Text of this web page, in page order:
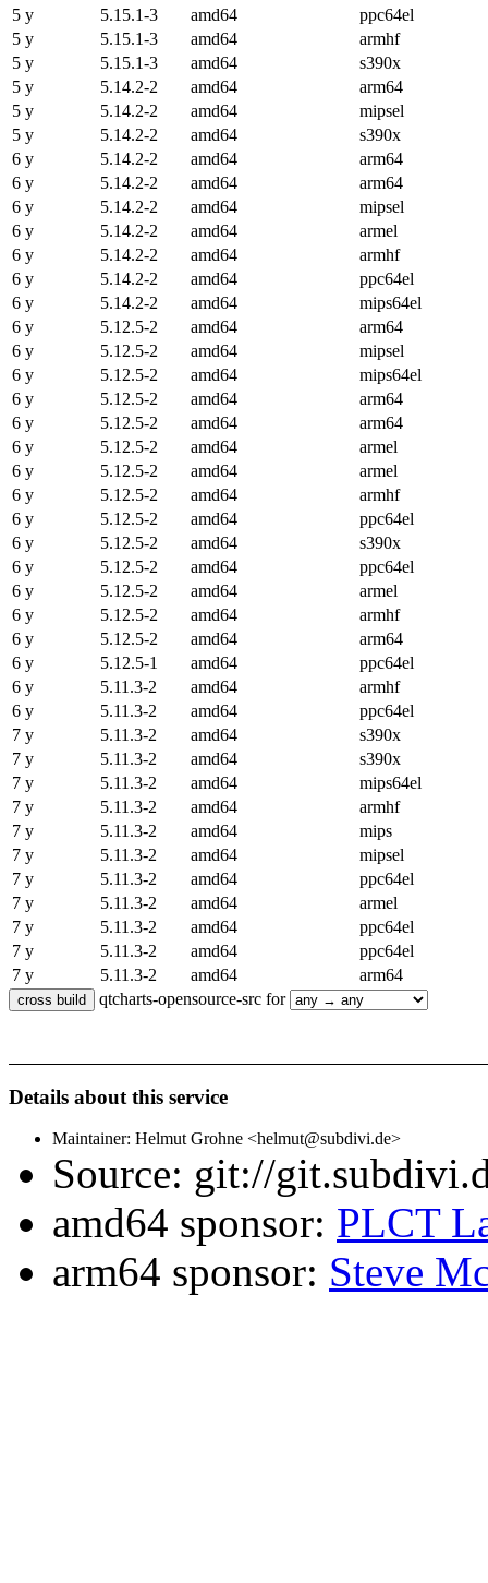
5 y
5.15.1-3 amd64
ppc64el
5 y
5.15.1-3 amd64
armhf
5 y
5.15.1-3 amd64
s390x
5 y
5.14.2-2 amd64
arm64
5 y
5.14.2-2 amd64
mipsel
5 y
5.14.2-2 amd64
s390x
6 y
5.14.2-2 amd64
arm64
6 y
5.14.2-2 amd64
arm64
6 y
5.14.2-2 amd64
mipsel
6 y
5.14.2-2 amd64
armel
6 y
5.14.2-2 amd64
armhf
6 y
5.14.2-2 amd64
ppc64el
6 y
5.14.2-2 amd64
mips64el
6 y
5.12.5-2 amd64
arm64
6 y
5.12.5-2 amd64
mipsel
6 y
5.12.5-2 amd64
mips64el
6 y
5.12.5-2 amd64
arm64
6 y
5.12.5-2 amd64
arm64
6 y
5.12.5-2 amd64
armel
6 y
5.12.5-2 amd64
armel
6 y
5.12.5-2 amd64
armhf
6 y
5.12.5-2 amd64
ppc64el
6 y
5.12.5-2 amd64
s390x
6 y
5.12.5-2 amd64
ppc64el
6 y
5.12.5-2 amd64
armel
6 y
5.12.5-2 amd64
armhf
6 y
5.12.5-2 amd64
arm64
6 y
5.12.5-1 amd64
ppc64el
6 y
5.11.3-2 amd64
armhf
6 y
5.11.3-2 amd64
ppc64el
7 y
5.11.3-2 amd64
s390x
7 y
5.11.3-2 amd64
s390x
7 y
5.11.3-2 amd64
mips64el
7 y
5.11.3-2 amd64
armhf
7 y
5.11.3-2 amd64
mips
7 y
5.11.3-2 amd64
mipsel
7 y
5.11.3-2 amd64
ppc64el
7 y
5.11.3-2 amd64
armel
7 y
5.11.3-2 amd64
ppc64el
7 y
5.11.3-2 amd64
ppc64el
7 y
5.11.3-2 amd64
arm64
qtcharts-opensource-src for
Details about this service
Maintainer: Helmut Grohne <helmut@subdivi.de>
Source: git://
amd64 sponsor: PLCT
arm64 sponsor: Steve